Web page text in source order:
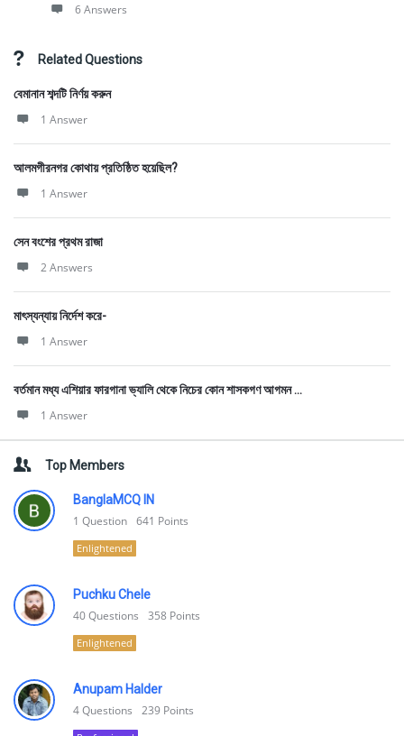
6 Answers
Related Questions
বেমানান শব্দটি নির্ণয় করুন
1 Answer
আলমগীরনগর কোথায় প্রতিষ্ঠিত হয়েছিল?
1 Answer
সেন বংশের প্রথম রাজা
2 Answers
মাৎস্যন্যায় নির্দেশ করে-
1 Answer
বর্তমান মধ্য এশিয়ার ফারগানা ভ্যালি থেকে নিচের কোন শাসকগণ আগমন ...
1 Answer
Top Members
BanglaMCQ IN
1 Question 641 Points
Enlightened
Puchku Chele
40Questions 358 Points
Enlightened
Anupam Halder
4Questions 239 Points